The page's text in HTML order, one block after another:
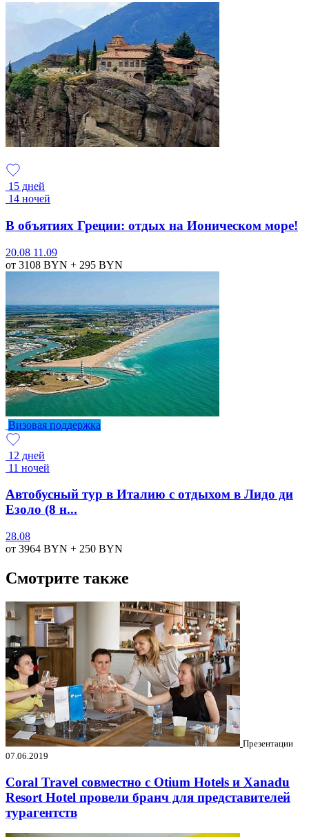
15 дней
14 ночей
В объятиях Греции: отдых на Ионическом море!
20.08 11.09
от 3108 BYN + 295 BYN
Визовая поддержка
12 дней
11 ночей
Автобусный тур в Италию с отдыхом в Лидо ди
Езоло (8 н...
28.08
от 3964 BYN + 250 BYN
Смотрите также
Презентации
07.06.2019
Coral Travel совместно с Otium Hotels и Xanadu
Resort Hotel провели бранч для представителей
турагентств